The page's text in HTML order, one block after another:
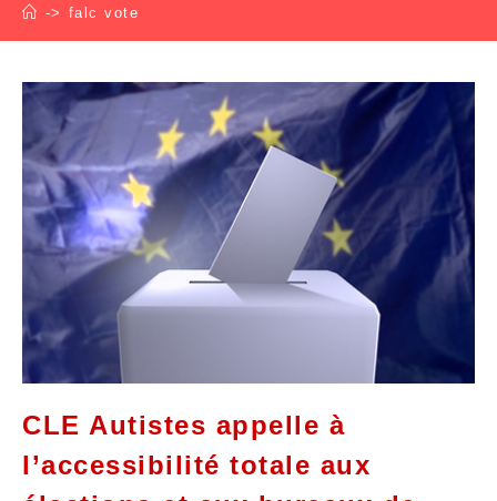
-> falc vote
CLE Autistes appelle à
l’accessibilité totale aux